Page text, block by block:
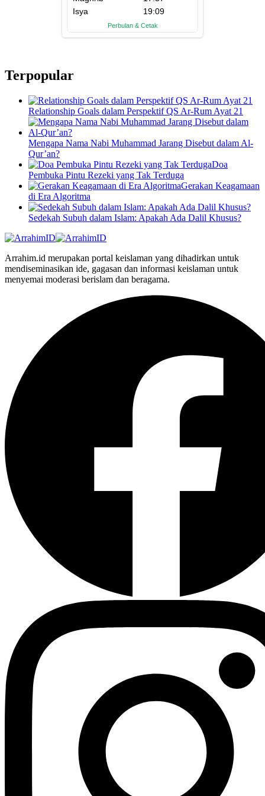
Terpopular
Relationship Goals dalam Perspektif QS Ar-Rum Ayat 21
Mengapa Nama Nabi Muhammad Jarang Disebut dalam Al-
Qur’an?
Doa
Pembuka Pintu Rezeki yang Tak Terduga
Gerakan Keagamaan
di Era Algoritma
Sedekah Subuh dalam Islam: Apakah Ada Dalil Khusus?
Arrahim.id merupakan portal keislaman yang dihadirkan untuk
mendiseminasikan ide, gagasan dan informasi keislaman untuk
menyemai moderasi berislam dan beragama.